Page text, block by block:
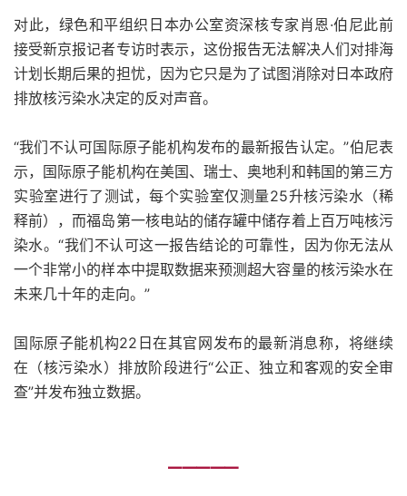
对此，绿色和平组织日本办公室资深核专家肖恩·伯尼此前
接受新京报记者专访时表示，这份报告无法解决人们对排海
计划长期后果的担忧，因为它只是为了试图消除对日本政府
排放核污染水决定的反对声音。
“我们不认可国际原子能机构发布的最新报告认定。”伯尼表
示，国际原子能机构在美国、瑞士、奥地利和韩国的第三方
实验室进行了测试，每个实验室仅测量25升核污染水（稀
释前），而福岛第一核电站的储存罐中储存着上百万吨核污
染水。“我们不认可这一报告结论的可靠性，因为你无法从
一个非常小的样本中提取数据来预测超大容量的核污染水在
未来几十年的走向。”
国际原子能机构22日在其官网发布的最新消息称，将继续
在（核污染水）排放阶段进行“公正、独立和客观的安全审
查”并发布独立数据。
━━━━━